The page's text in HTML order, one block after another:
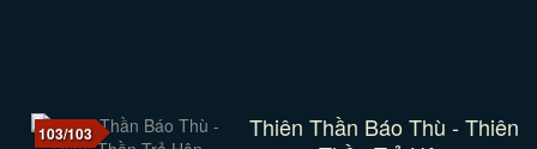
103/103
Thiên Thần Báo Thù - Thiên